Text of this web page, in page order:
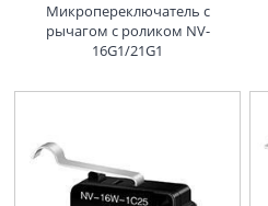
Микропереключатель с
рычагом с роликом NV-
16G1/21G1